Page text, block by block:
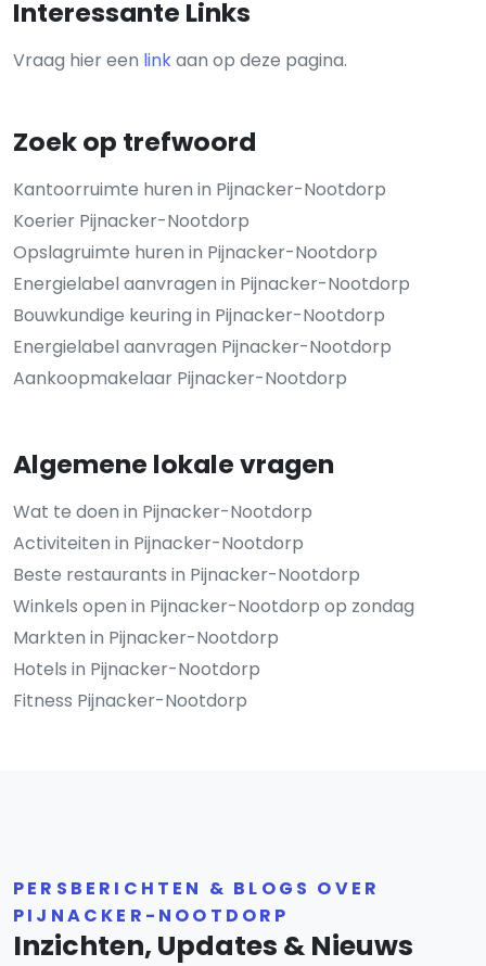
Interessante Links
Vraag hier een linkaan op deze pagina.
Zoek op trefwoord
Kantoorruimte huren in Pijnacker-Nootdorp
Koerier Pijnacker-Nootdorp
Opslagruimte huren in Pijnacker-Nootdorp
Energielabel aanvragen in Pijnacker-Nootdorp
Bouwkundige keuring in Pijnacker-Nootdorp
Energielabel aanvragen Pijnacker-Nootdorp
Aankoopmakelaar Pijnacker-Nootdorp
Algemene lokale vragen
Wat te doen in Pijnacker-Nootdorp
Activiteiten in Pijnacker-Nootdorp
Beste restaurants in Pijnacker-Nootdorp
Winkels open in Pijnacker-Nootdorp op zondag
Markten in Pijnacker-Nootdorp
Hotels in Pijnacker-Nootdorp
Fitness Pijnacker-Nootdorp
PERSBERICHTEN & BLOGS OVER
PIJNACKER-NOOTDORP
Inzichten, Updates & Nieuws